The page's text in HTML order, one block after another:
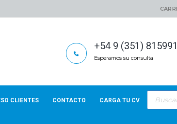
+54 9 (351)
Esperamos su consulta
CLIENTES CONTACTO CARGA TU CV
productos